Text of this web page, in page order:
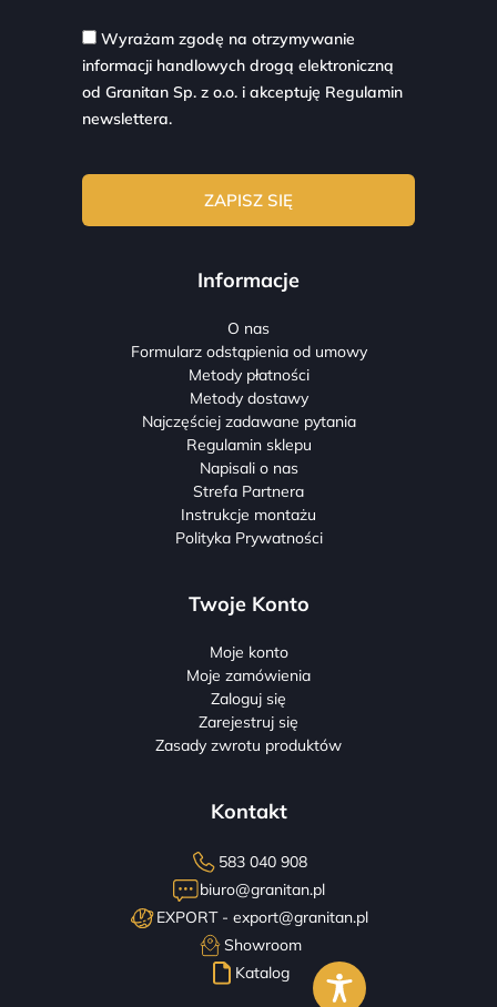
Wyrażam zgodę na otrzymywanie
informacji handlowych drogą elektroniczną
od Granitan Sp. z o.o. i akceptuję Regulamin
newslettera.
Informacje
O nas
Formularz odstąpienia od umowy
Metody płatności
Metody dostawy
Najczęściej zadawane pytania
Regulamin sklepu
Napisali o nas
Strefa Partnera
Instrukcje montażu
Polityka Prywatności
Twoje Konto
Moje konto
Moje zamówienia
Zaloguj się
Zarejestruj się
Zasady zwrotu produktów
Kontakt
583 040 908
biuro@granitan.pl
EXPORT - export@granitan.pl
Showroom
Katalog